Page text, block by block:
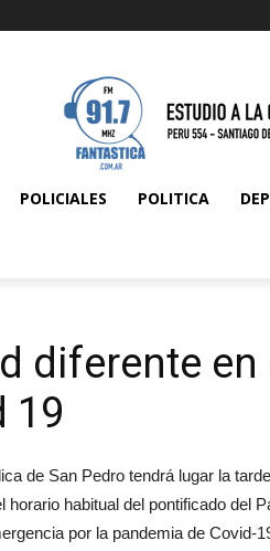
POLICIALES POLITICA
diferente en
19
de San Pedro tendrá lugar la
habitual del pontificado del
por la pandemia de Covid-